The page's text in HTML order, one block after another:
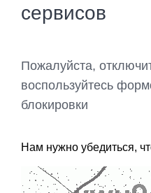
сервисов
Пожалуйста,
воспользуйтесь
блокировки
Нам нужно убедиться,